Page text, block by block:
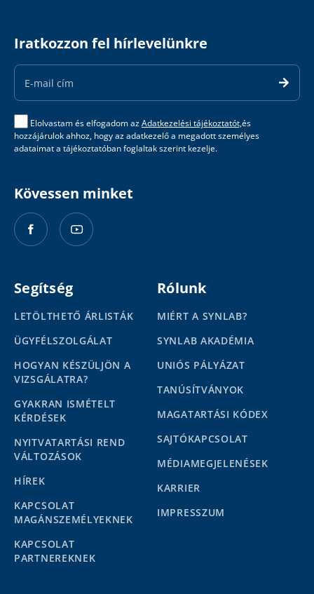
Iratkozzon fel hírlevelünkre
Email
Address
Elolvastam és elfogadom azAdatkezelési tájékoztatót,és
hozzájárulok ahhoz, hogy az adatkezelő a megadott személyes
adataimat a tájékoztatóban foglaltak szerint kezelje.
Kövessen minket
Segítség
LETÖLTHETŐ ÁRLISTÁK
ÜGYFÉLSZOLGÁLAT
HOGYAN KÉSZÜLJÖN A
VIZSGÁLATRA?
GYAKRAN ISMÉTELT
KÉRDÉSEK
NYITVATARTÁSI REND
VÁLTOZÁSOK
HÍREK
KAPCSOLAT
MAGÁNSZEMÉLYEKNEK
KAPCSOLAT
PARTNEREKNEK
Rólunk
MIÉRT A SYNLAB?
SYNLAB AKADÉMIA
UNIÓS PÁLYÁZAT
TANÚSÍTVÁNYOK
MAGATARTÁSI KÓDEX
SAJTÓKAPCSOLAT
MÉDIAMEGJELENÉSEK
KARRIER
IMPRESSZUM